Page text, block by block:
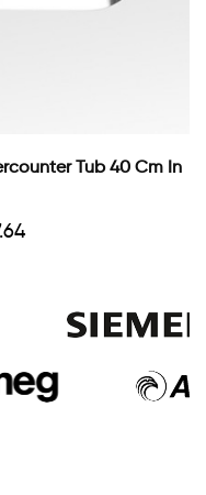
Tub 40 Cm In